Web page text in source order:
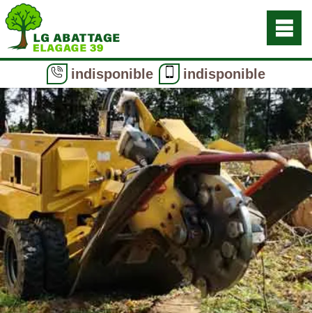
indisponible indisponible